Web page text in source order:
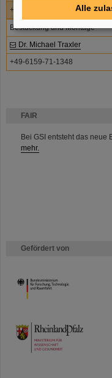
FAIR
Bei GSI entsteht das neue
mehr.
Gefördert von
HMWK
TMWWDG
+49-6159-71-1348
Bestückung und Montage
Dr. Michael Traxler
+49-6159-71-1348
Alle